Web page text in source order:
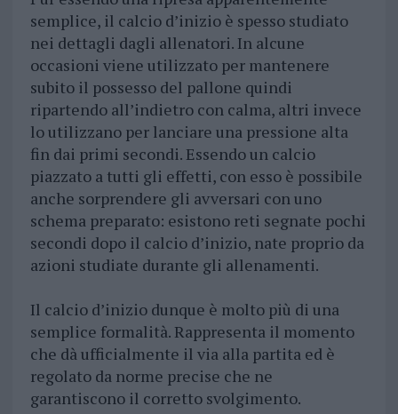
semplice, il calcio d’inizio è spesso studiato
nei dettagli dagli allenatori. In alcune
occasioni viene utilizzato per mantenere
subito il possesso del pallone quindi
ripartendo all’indietro con calma, altri invece
lo utilizzano per lanciare una pressione alta
fin dai primi secondi. Essendo un calcio
piazzato a tutti gli effetti, con esso è possibile
anche sorprendere gli avversari con uno
schema preparato: esistono reti segnate pochi
secondi dopo il calcio d’inizio, nate proprio da
azioni studiate durante gli allenamenti.
Il calcio d’inizio dunque è molto più di una
semplice formalità. Rappresenta il momento
che dà ufficialmente il via alla partita ed è
regolato da norme precise che ne
garantiscono il corretto svolgimento.